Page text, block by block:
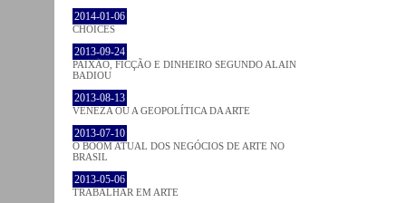
2014-01-06
CHOICES
2013-09-24
PAIXÃO, FICÇÃO E DINHEIRO SEGUNDO ALAIN
BADIOU
2013-08-13
VENEZA OU A GEOPOLÍTICA DA ARTE
2013-07-10
O BOOM ATUAL DOS NEGÓCIOS DE ARTE NO
BRASIL
2013-05-06
TRABALHAR EM ARTE